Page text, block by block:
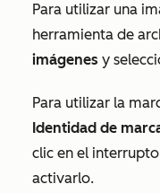
Para utilizar una
herramienta de
imágenes y
Para utilizar la
Identidad de
clic en el
activarlo.